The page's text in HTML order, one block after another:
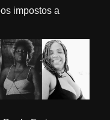
impostos a